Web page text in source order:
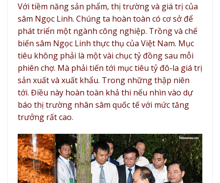
Với tiềm năng sản phẩm, thị trường và giá trị của
sâm Ngọc Linh. Chúng ta hoàn toàn có cơ sở để
phát triển một ngành công nghiệp. Trồng và chế
biến sâm Ngọc Linh thực thụ của Việt Nam. Mục
tiêu không phải là một vài chục tỷ đồng sau mỗi
phiên chợ. Mà phải tiến tới mục tiêu tỷ đô-la giá trị
sản xuất và xuất khẩu. Trong những thập niên
tới. Điều này hoàn toàn khả thi nếu nhìn vào dự
báo thị trường nhân sâm quốc tế với mức tăng
trưởng rất cao.